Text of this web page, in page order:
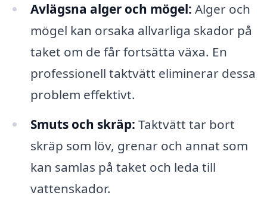
Avlägsna alger och mögel: Alger och
mögel kan orsaka allvarliga skador på
taket om de får fortsätta växa. En
professionell taktvätt eliminerar dessa
problem effektivt.
Smuts och skräp: Taktvätt tar bort
skräp som löv, grenar och annat som
kan samlas på taket och leda till
vattenskador.